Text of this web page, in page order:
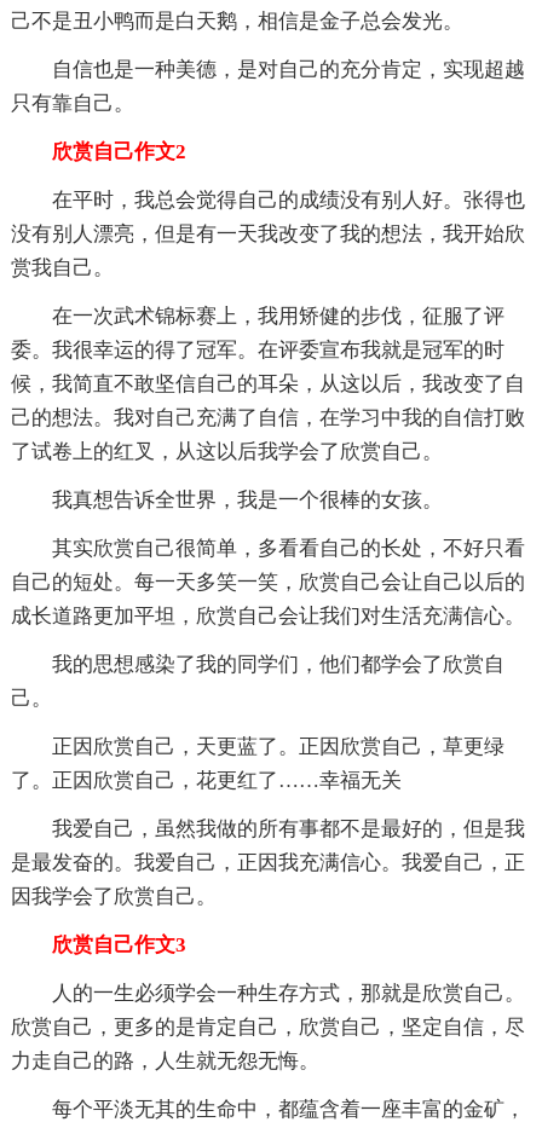
己不是丑小鸭而是白天鹅，相信是金子总会发光。
自信也是一种美德，是对自己的充分肯定，实现超越
只有靠自己。
欣赏自己作文2
在平时，我总会觉得自己的成绩没有别人好。张得也
没有别人漂亮，但是有一天我改变了我的想法，我开始欣
赏我自己。
在一次武术锦标赛上，我用矫健的步伐，征服了评
委。我很幸运的得了冠军。在评委宣布我就是冠军的时
候，我简直不敢坚信自己的耳朵，从这以后，我改变了自
己的想法。我对自己充满了自信，在学习中我的自信打败
了试卷上的红叉，从这以后我学会了欣赏自己。
我真想告诉全世界，我是一个很棒的女孩。
其实欣赏自己很简单，多看看自己的长处，不好只看
自己的短处。每一天多笑一笑，欣赏自己会让自己以后的
成长道路更加平坦，欣赏自己会让我们对生活充满信心。
我的思想感染了我的同学们，他们都学会了欣赏自
己。
正因欣赏自己，天更蓝了。正因欣赏自己，草更绿
了。正因欣赏自己，花更红了……幸福无关
我爱自己，虽然我做的所有事都不是最好的，但是我
是最发奋的。我爱自己，正因我充满信心。我爱自己，正
因我学会了欣赏自己。
欣赏自己作文3
人的一生必须学会一种生存方式，那就是欣赏自己。
欣赏自己，更多的是肯定自己，欣赏自己，坚定自信，尽
力走自己的路，人生就无怨无悔。
每个平淡无其的生命中，都蕴含着一座丰富的金矿，